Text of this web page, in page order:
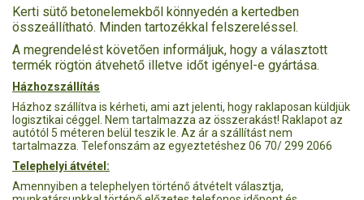
Kerti sütő betonelemekből könnyedén a kertedben
összeállítható. Minden tartozékkal felszereléssel.
A megrendelést követően informáljuk, hogy a választott
termék rögtön átvehető illetve időt igényel-e gyártása.
Házhozszállítás
Házhoz szállítva is kérheti, ami azt jelenti, hogy raklaposan küldjük
logisztikai céggel. Nem tartalmazza az összerakást! Raklapot az
autótól 5 méteren belül teszik le. Az ár a szállítást nem
tartalmazza. Telefonszám az egyeztetéshez 06 70/ 299 2066
Telephelyi átvétel:
Amennyiben a telephelyen történő átvételt választja,